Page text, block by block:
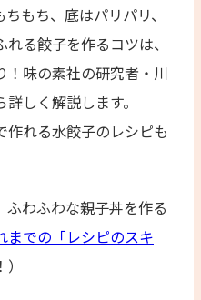
もち、底はパリパリ、
る餃子を作るコツは、
！味の素社の研究者・川
しく解説します。
れる水餃子のレシピも
ふわふわな親子丼を作る
までの「レシピのスキ